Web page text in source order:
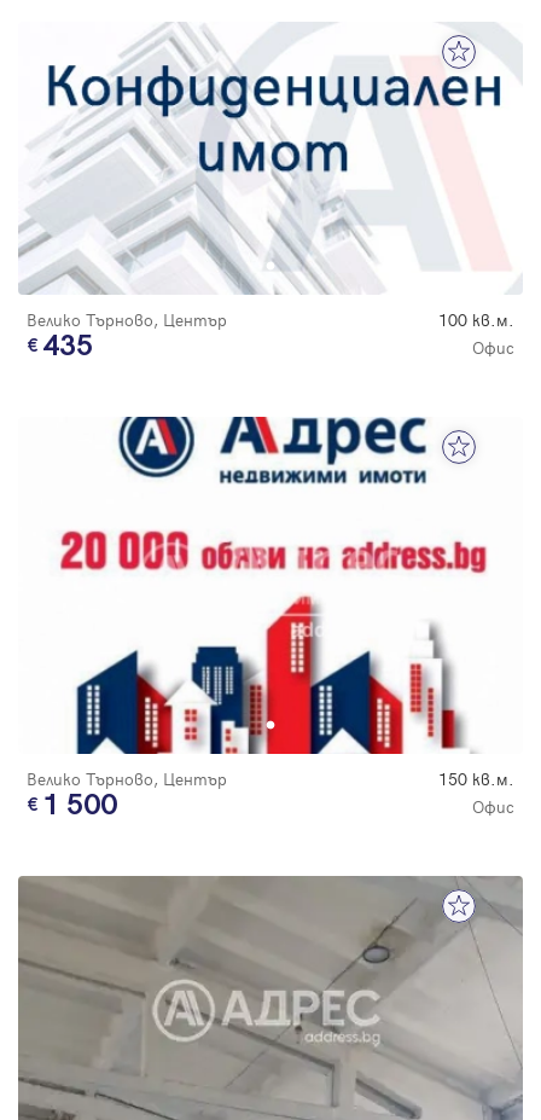
Велико Търново, Център 100 кв.м.
435 Офис
Велико Търново, Център 150 кв.м.
1 500 Офис